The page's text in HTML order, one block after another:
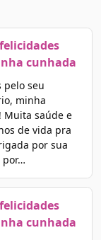
cunhada
pelo seu
minha
Muita saúde e
de vida pra
por sua
por…
cunhada